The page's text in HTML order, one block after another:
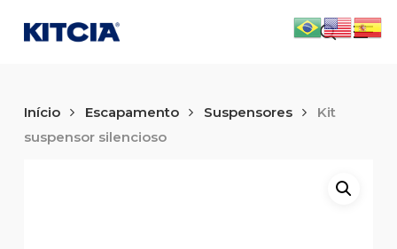
main
search
Início Escapamento Suspensores
Kit
suspensor silencioso